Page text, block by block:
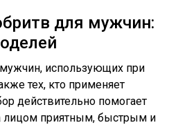
для мужчин:
использующих при
тех, кто применяет
действительно помогает
лицом приятным, быстрым и